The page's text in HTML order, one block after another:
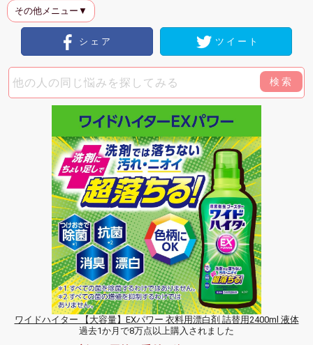
その他メニュー▼
シェア ツイート
検索
ワイドハイター 【大容量】EXパワー 衣料用漂白剤 詰替用2400ml 液体
過去1か月で8万点以上購入されました